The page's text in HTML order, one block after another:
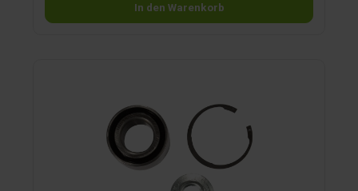
In den Warenkorb